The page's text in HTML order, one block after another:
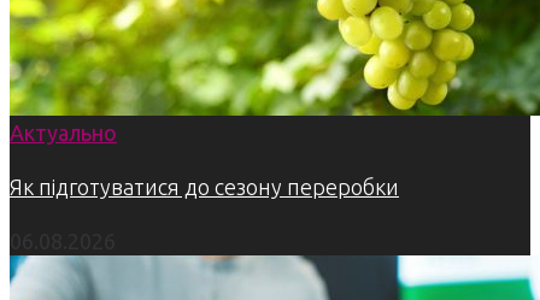
Актуально
Як підготуватися до сезону переробки